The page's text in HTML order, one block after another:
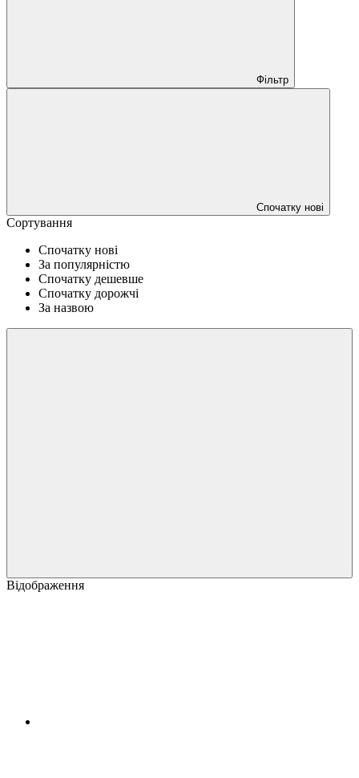
Фільтр
Спочатку нові
Сортування
Спочатку нові
За популярністю
Спочатку дешевше
Спочатку дорожчі
За назвою
Відображення